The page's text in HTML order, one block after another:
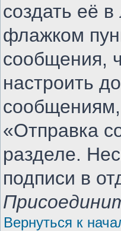
создать её
флажком
сообщения,
настроить
«Отправка
разделе.
подписи в
Вернуться к